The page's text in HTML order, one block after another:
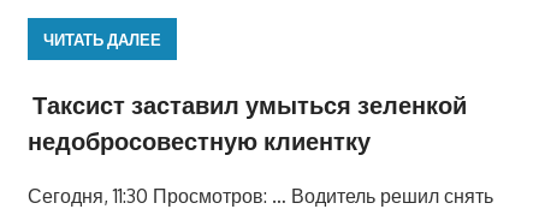
ЧИТАТЬ ДАЛЕЕ
Таксист заставил умыться зеленкой
недобросовестную клиентку
Сегодня, 11:30 Просмотров: … Водитель решил снять